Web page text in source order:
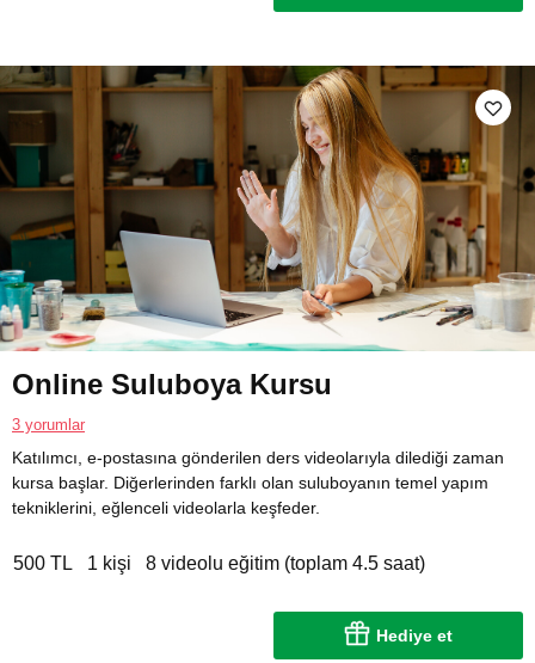
Online Suluboya Kursu
3 yorumlar
Katılımcı, e-postasına gönderilen ders videolarıyla dilediği zaman
kursa başlar. Diğerlerinden farklı olan suluboyanın temel yapım
tekniklerini, eğlenceli videolarla keşfeder.
500 TL 1 kişi 8 videolu eğitim (toplam 4.5 saat)
Hediye et